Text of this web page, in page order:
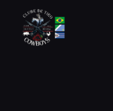
CLUBE